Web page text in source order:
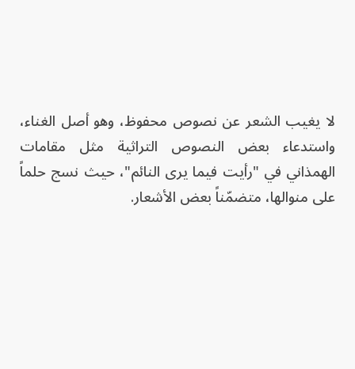
لا يغيب الشعر عن نصوص محفوظ، وهو أصل الغناء،
واستدعاء بعض النصوص التراثية مثل مقامات
الهمذاني في "رأيت فيما يرى النائم"، حيث نسج حلماً
على منوالها، متضمّناً بعض الأشعار.